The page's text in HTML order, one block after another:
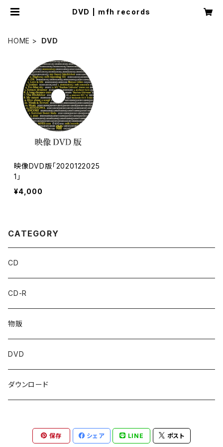
DVD | mfh records
HOME DVD
映像DVD版「2020122025
1」
¥4,000
CATEGORY
CD
CD-R
物販
DVD
ダウンロード
保存 シェア LINE ポスト